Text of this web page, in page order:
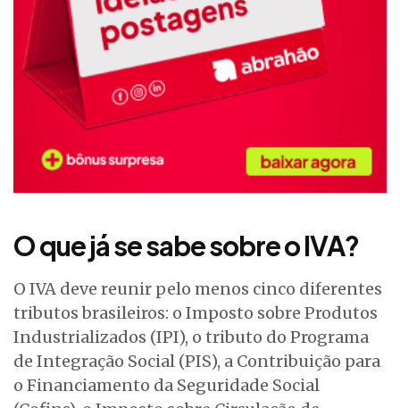
O que já se sabe sobre o IVA?
O IVA deve reunir pelo menos cinco diferentes
tributos brasileiros: o Imposto sobre Produtos
Industrializados (IPI), o tributo do Programa
de Integração Social (PIS), a Contribuição para
o Financiamento da Seguridade Social